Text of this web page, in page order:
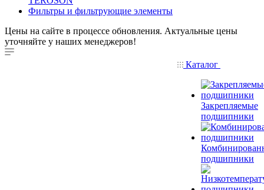
Фильтры и фильтрующие элементы
Цены на сайте в процессе обновления. Актуальные цены
уточняйте у наших менеджеров!
Каталог
Закрепляемые
подшипники
подшипники